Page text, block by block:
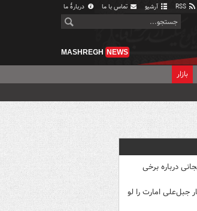
آرشیو تماس با ما دربارهٔ ما
MASHREGH NEWS
بازار
درباره برخی
جبل‌علی امارت را لو